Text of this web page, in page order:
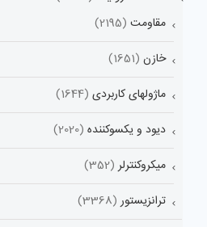
مقاومت (2195)
خازن (1651)
ماژولهای کاربردی (1644)
دیود و یکسوکننده (2020)
میکروکنترلر (352)
ترانزیستور (3368)